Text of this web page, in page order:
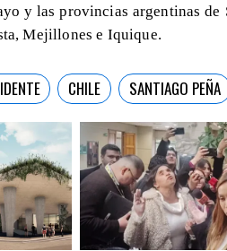
y las provincias argentinas
Mejillones e Iquique.
CHILE SANTIAGO PEÑA